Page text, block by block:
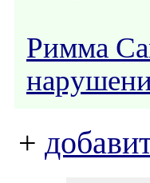
Римма
+